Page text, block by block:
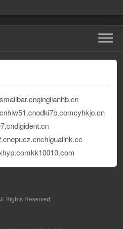
smallbar.cnqinglianhb.cn
hlw51.cnodki7b.comcyhkjo.cn
digident.cn
epucz.cnchigualink.cc
kk10010.com
Rights Reserved.